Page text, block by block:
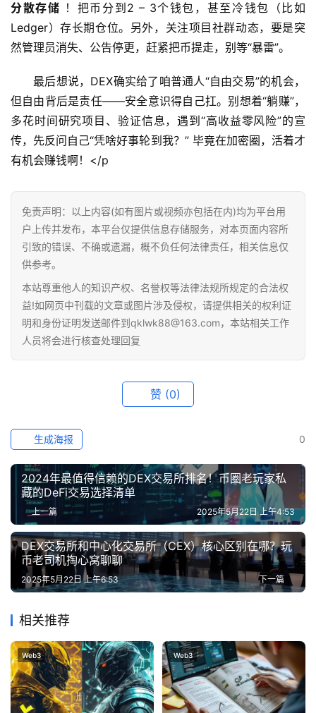
讯
专
百
科
分散存储 ！把币分到2 – 3个钱包，甚至冷钱包（比如
Ledger）存长期仓位。另外，关注项目社群动态，要是突
然管理员消失、公告停更，赶紧把币提走，别等“暴雷”。
最后想说，DEX确实给了咱普通人“自由交易”的机会，
但自由背后是责任——安全意识得自己扛。别想着“躺赚”，
多花时间研究项目、验证信息，遇到“高收益零风险”的宣
传，先反问自己“凭啥好事轮到我？” 毕竟在加密圈，活着才
有机会赚钱啊！</p
免责声明：以上内容(如有图片或视频亦包括在内)均为平台用
户上传并发布，本平台仅提供信息存储服务，对本页面内容所
引致的错误、不确或遗漏，概不负任何法律责任，相关信息仅
供参考。
本站尊重他人的知识产权、名誉权等法律法规所规定的合法权
益!如网页中刊载的文章或图片涉及侵权，请提供相关的权利证
明和身份证明发送邮件到qklwk88@163.com，本站相关工作
人员将会进行核查处理回复
赞 (0)
0
生成海报
2024年最值得信赖的DEX交易所排名！币圈老玩家私
藏的DeFi交易选择清单
上一篇 2025年5月22日 上午4:53
DEX交易所和中心化交易所（CEX）核心区别在哪？玩
币老司机掏心窝聊聊
下一篇
2025年5月22日 上午6:53
相关推荐
Web3 Web3